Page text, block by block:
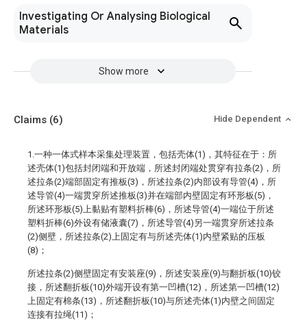
Investigating Or Analysing Biological
Materials
Show more
Claims (6) Hide Dependent
1.一种一体式样本采集处理装置，包括壳体(1)，其特征在于：所
述壳体(1)包括封闭端和开放端，所述封闭端处贯穿有拉条(2)，所
述拉条(2)端部固定有推板(3)，所述拉条(2)内部设有导管(4)，所
述导管(4)一端贯穿所述推板(3)并在端部内壁固定有环形板(5)，
所述环形板(5)上黏贴有塑料折棒(6)，所述导管(4)一端位于所述
塑料折棒(6)外设有储液囊(7)，所述导管(4)另一端贯穿所述拉条
(2)侧壁，所述拉条(2)上固定有与所述壳体(1)内壁紧贴的压板
(8)；
所述拉条(2)侧壁固定有安装座(9)，所述安装座(9)与翻折板(10)铰
接，所述翻折板(10)外端开设有第一凹槽(12)，所述第一凹槽(12)
上固定有棉条(13)，所述翻折板(10)与所述壳体(1)内壁之间固定
连接有拉绳(11)；